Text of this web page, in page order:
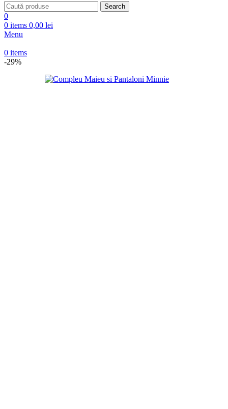
Search
0
0 items 0,00 lei
Menu
0 items
-29%